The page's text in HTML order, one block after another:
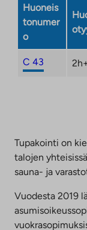
Huoneis
tonumer
o
C 43
Tupakointi on
talojen
sauna- ja
Vuodesta 2019